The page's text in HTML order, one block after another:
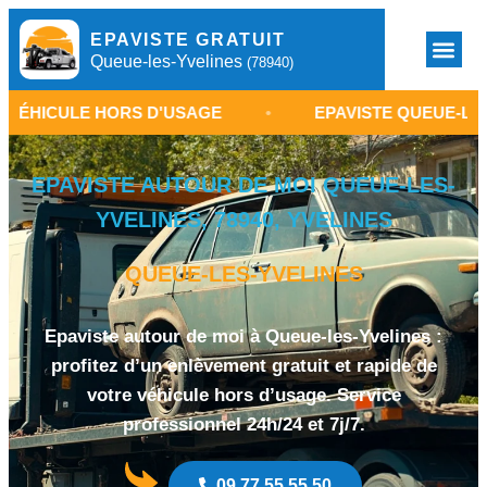
EPAVISTE GRATUIT
Queue-les-Yvelines (78940)
D'USAGE • EPAVISTE QUEUE-LES-YVELINES
EPAVISTE AUTOUR DE MOI QUEUE-LES-
YVELINES, 78940, YVELINES
QUEUE-LES-YVELINES
Epaviste autour de moi à Queue-les-Yvelines :
profitez d’un enlèvement gratuit et rapide de
votre véhicule hors d’usage. Service
professionnel 24h/24 et 7j/7.